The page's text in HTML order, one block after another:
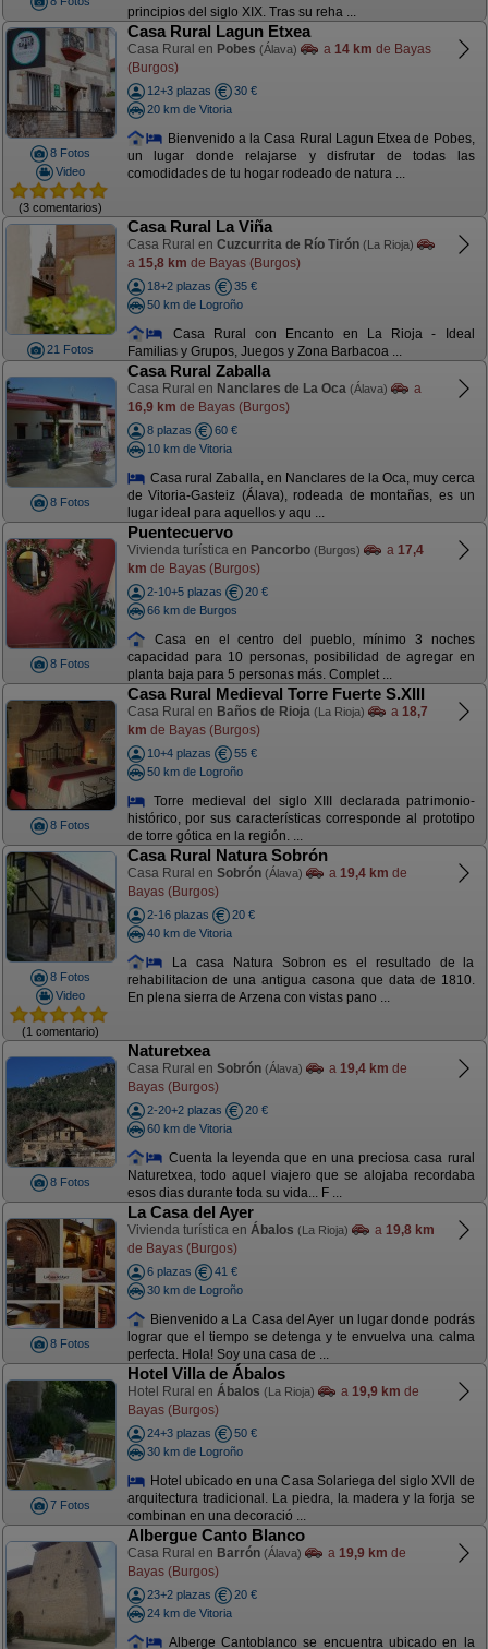
principios del siglo XIX. Tras su reha ...
8 Fotos
Video
(3 comentarios)
Casa Rural Lagun Etxea
Casa Rural en Pobes (Álava) a 14 km de Bayas
(Burgos)
12+3 plazas
30 €
20 km de Vitoria
Bienvenido a la Casa Rural Lagun Etxea de Pobes,
un lugar donde relajarse y disfrutar de todas las
comodidades de tu hogar rodeado de natura ...
21 Fotos
Casa Rural La Viña
Casa Rural en Cuzcurrita de Río Tirón (La Rioja)
a 15,8 km de Bayas (Burgos)
18+2 plazas
35 €
50 km de Logroño
Casa Rural con Encanto en La Rioja - Ideal
Familias y Grupos, Juegos y Zona Barbacoa ...
8 Fotos
Casa Rural Zaballa
Casa Rural en Nanclares de La Oca (Álava)
a
16,9 km de Bayas (Burgos)
8 plazas
60 €
10 km de Vitoria
Casa rural Zaballa, en Nanclares de la Oca, muy cerca
de Vitoria-Gasteiz (Álava), rodeada de montañas, es un
lugar ideal para aquellos y aqu ...
8 Fotos
Puentecuervo
Vivienda turística en Pancorbo (Burgos) a 17,4
km de Bayas (Burgos)
2-10+5 plazas
20 €
66 km de Burgos
Casa en el centro del pueblo, mínimo 3 noches
capacidad para 10 personas, posibilidad de agregar en
planta baja para 5 personas más. Complet ...
8 Fotos
Casa Rural Medieval Torre Fuerte S.XIII
Casa Rural en Baños de Rioja (La Rioja) a 18,7
km de Bayas (Burgos)
10+4 plazas
55 €
50 km de Logroño
Torre medieval del siglo XIII declarada patrimonio-
histórico, por sus características corresponde al prototipo
de torre gótica en la región. ...
8 Fotos
Video
(1 comentario)
Casa Rural Natura Sobrón
Casa Rural en Sobrón (Álava) a 19,4 km de
Bayas (Burgos)
2-16 plazas
20 €
40 km de Vitoria
La casa Natura Sobron es el resultado de la
rehabilitacion de una antigua casona que data de 1810.
En plena sierra de Arzena con vistas pano ...
8 Fotos
Naturetxea
Casa Rural en Sobrón (Álava) a 19,4 km de
Bayas (Burgos)
2-20+2 plazas
20 €
60 km de Vitoria
Cuenta la leyenda que en una preciosa casa rural
Naturetxea, todo aquel viajero que se alojaba recordaba
esos dias durante toda su vida... F ...
8 Fotos
La Casa del Ayer
Vivienda turística en Ábalos (La Rioja) a 19,8 km
de Bayas (Burgos)
6 plazas
41 €
30 km de Logroño
Bienvenido a La Casa del Ayer un lugar donde podrás
lograr que el tiempo se detenga y te envuelva una calma
perfecta. Hola! Soy una casa de ...
7 Fotos
Hotel Villa de Ábalos
Hotel Rural en Ábalos (La Rioja) a 19,9 km de
Bayas (Burgos)
24+3 plazas
50 €
30 km de Logroño
Hotel ubicado en una Casa Solariega del siglo XVII de
arquitectura tradicional. La piedra, la madera y la forja se
combinan en una decoració ...
Albergue Canto Blanco
Casa Rural en Barrón (Álava) a 19,9 km de
Bayas (Burgos)
23+2 plazas
20 €
24 km de Vitoria
Alberge Cantoblanco se encuentra ubicado en la